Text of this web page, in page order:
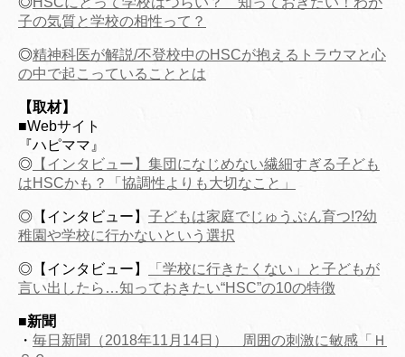
子の気質と学校の相性って？
◎精神科医が解説/不登校中のHSCが抱えるトラウマと心
の中で起こっていることとは
【取材】
■Webサイト
『ハピママ』
◎ 【インタビュー】集団になじめない繊細すぎる子ども
はHSCかも？「協調性よりも大切なこと」
◎【インタビュー】 子どもは家庭でじゅうぶん育つ!?幼
稚園や学校に行かないという選択
◎【インタビュー】
「学校に行きたくない」と子どもが
言い出したら…知っておきたい“HSC”の10の特徴
■新聞
・ 毎日新聞（2018年11月14日） 周囲の刺激に敏感「Ｈ